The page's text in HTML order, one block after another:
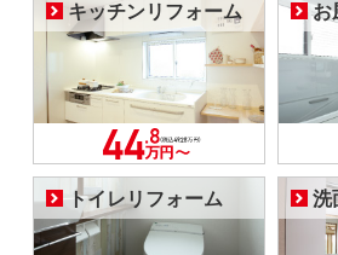
キッチンリフォーム お
トイレリフォーム 洗